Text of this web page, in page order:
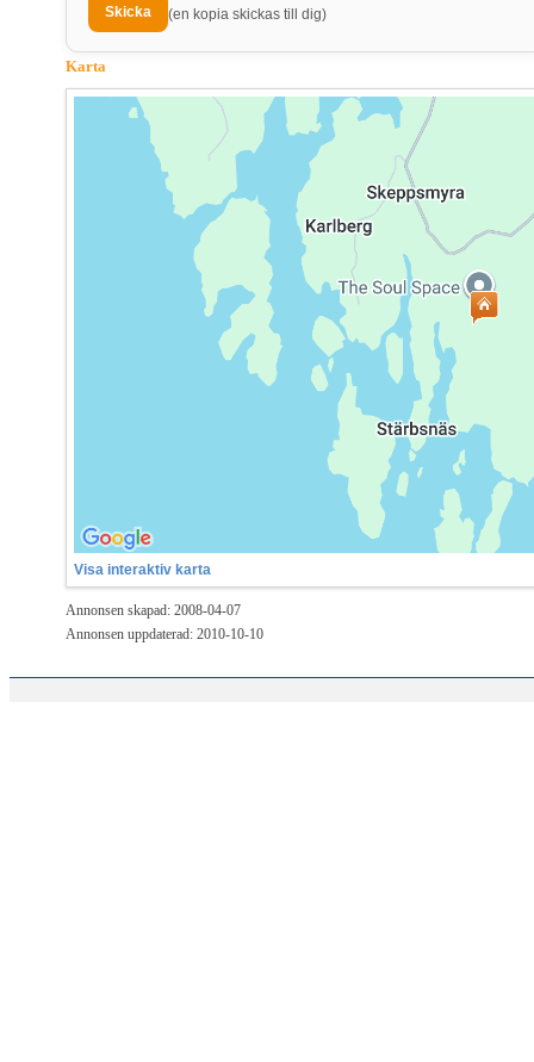
(en kopia skickas till dig)
Karta
Visa interaktiv karta
Annonsen skapad: 2008-04-07
Annonsen uppdaterad: 2010-10-10